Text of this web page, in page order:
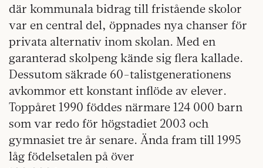
där kommunala bidrag till fristående skolor
var en central del, öppnades nya chanser för
privata alternativ inom skolan. Med en
garanterad skolpeng kände sig flera kallade.
Dessutom säkrade 60-talistgenerationens
avkommor ett konstant inflöde av elever.
Toppåret 1990 föddes närmare 124 000 barn
som var redo för högstadiet 2003 och
gymnasiet tre år senare. Ända fram till 1995
låg födelsetalen på över